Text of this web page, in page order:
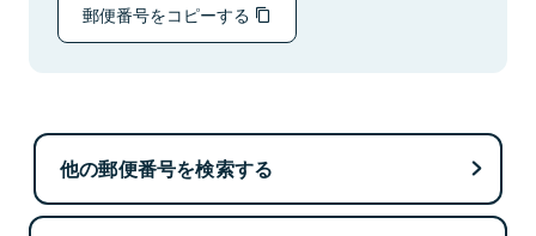
郵便番号をコピーする
他の郵便番号を検索する